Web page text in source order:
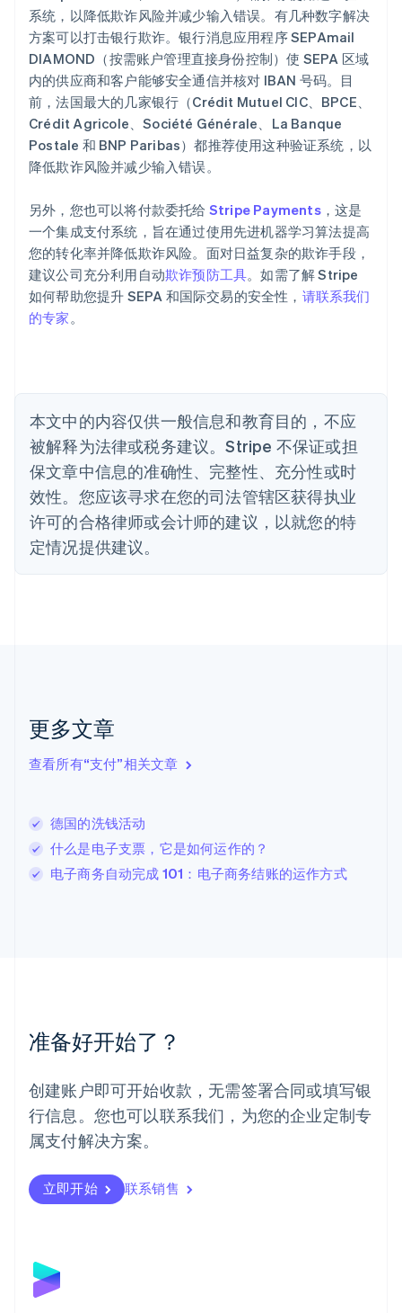
系统，以降低欺诈风险并减少输入错误。有几种数字解决
方案可以打击银行欺诈。银行消息应用程序 SEPAmail
DIAMOND（按需账户管理直接身份控制）使 SEPA 区域
内的供应商和客户能够安全通信并核对 IBAN 号码。目
前，法国最大的几家银行（Crédit Mutuel CIC、BPCE、
Crédit Agricole、Société Générale、La Banque
Postale 和 BNP Paribas）都推荐使用这种验证系统，以
降低欺诈风险并减少输入错误。
另外，您也可以将付款委托给 Stripe Payments，这是
一个集成支付系统，旨在通过使用先进机器学习算法提高
您的转化率并降低欺诈风险。面对日益复杂的欺诈手段，
建议公司充分利用自动欺诈预防工具。如需了解 Stripe
如何帮助您提升 SEPA 和国际交易的安全性， 请联系我们
的专家。
本文中的内容仅供一般信息和教育目的，不应
被解释为法律或税务建议。Stripe 不保证或担
保文章中信息的准确性、完整性、充分性或时
效性。您应该寻求在您的司法管辖区获得执业
许可的合格律师或会计师的建议，以就您的特
定情况提供建议。
更多文章
查看所有“支付”相关文章
德国的洗钱活动
什么是电子支票，它是如何运作的？
电子商务自动完成 101：电子商务结账的运作方式
准备好开始了？
创建账户即可开始收款，无需签署合同或填写银
行信息。您也可以联系我们，为您的企业定制专
属支付解决方案。
立即开始 联系销售
阿联酋
English
爱尔兰
English
爱沙尼亚
奥地利
Deutsch English
澳大利亚
English
巴西
Português English
保加利亚
English
丹麦
德国
DeutschEnglish
法国
FrançaisEnglish
芬兰
EnglishSvenska
English
English
卢森堡
罗马尼亚
English
挪威
葡萄牙
Português English
日本
日本語English
瑞典
瑞士
DeutschFrançais
English
斯洛文尼亚